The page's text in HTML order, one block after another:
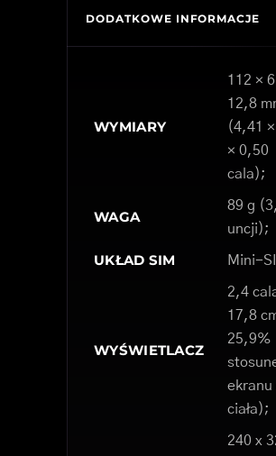
DODATKOWE INFORMACJE
WYMIARY
112 ×
12,8
(4,41
× 0,50
cala);
WAGA
89 g
uncji);
UKŁAD SIM Mini-
WYŚWIETLACZ
2,4
17,8
25,9%
ekranu
ciała);
240 x